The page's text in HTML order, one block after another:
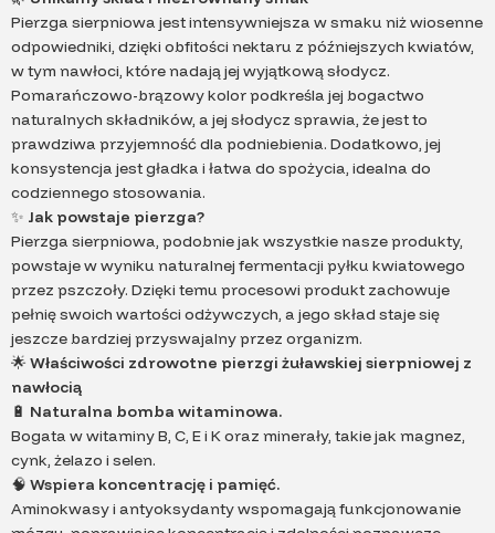
Pierzga sierpniowa jest intensywniejsza w smaku niż wiosenne
odpowiedniki, dzięki obfitości nektaru z późniejszych kwiatów,
w tym nawłoci, które nadają jej wyjątkową słodycz.
Pomarańczowo-brązowy kolor podkreśla jej bogactwo
naturalnych składników, a jej słodycz sprawia, że jest to
prawdziwa przyjemność dla podniebienia. Dodatkowo, jej
konsystencja jest gładka i łatwa do spożycia, idealna do
codziennego stosowania.
✨ Jak powstaje pierzga?
Pierzga sierpniowa, podobnie jak wszystkie nasze produkty,
powstaje w wyniku naturalnej fermentacji pyłku kwiatowego
przez pszczoły. Dzięki temu procesowi produkt zachowuje
pełnię swoich wartości odżywczych, a jego skład staje się
jeszcze bardziej przyswajalny przez organizm.
🌟 Właściwości zdrowotne pierzgi żuławskiej sierpniowej z
nawłocią
🔋 Naturalna bomba witaminowa.
Bogata w witaminy B, C, E i K oraz minerały, takie jak magnez,
cynk, żelazo i selen.
🧠 Wspiera koncentrację i pamięć.
Aminokwasy i antyoksydanty wspomagają funkcjonowanie